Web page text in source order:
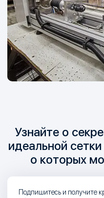
Узнайте о
идеальной
о которых
Подпишитесь и получите